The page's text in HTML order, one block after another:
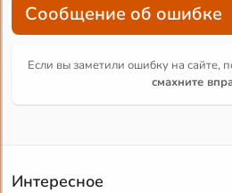
Сообщение об ошибке
Если вы заметили ошибку на сайте,
смахните
Интересное